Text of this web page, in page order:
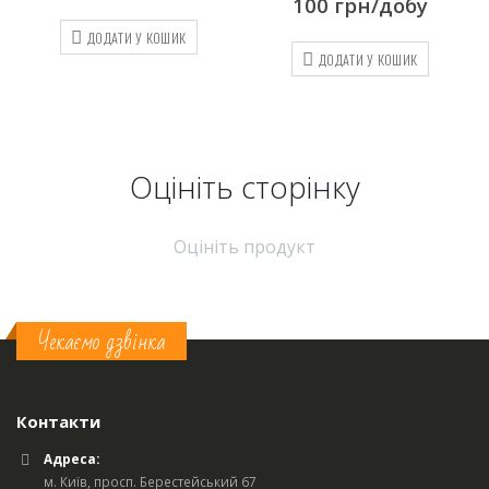
ДОДАТИ У КОШИК
ДОДАТИ У КОШИК
Оцініть cторінку
Оцініть продукт
Чекаємо дзвінка
Контакти
Адреса:
м. Київ, просп. Берестейський 67